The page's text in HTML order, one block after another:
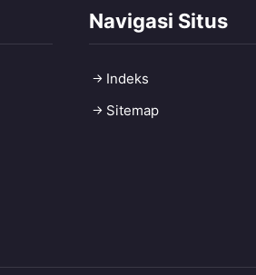
Navigasi Situs
Indeks
Sitemap